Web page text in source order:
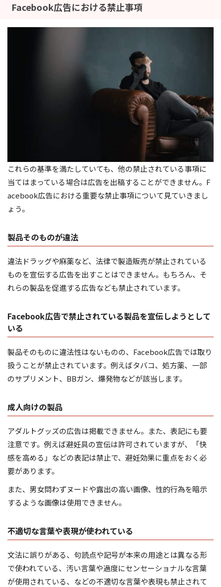
Facebook広告における禁止事項
これらの基準を満たしていても、他の禁止されている事項に
当てはまっている場合は広告を出稿することができません。F
acebook広告における重要な禁止事項について見ていきまし
ょう。
製品そのものが違法
違法ドラッグや麻薬など、法律で製造販売が禁止されている
ものを宣伝する広告を出すことはできません。もちろん、そ
れらの製品を促進する広告なども禁止されています。
Facebook広告で禁止されている製品を宣伝しようとして
いる
製品そのものに違法性はないものの、Facebook広告では取り
扱うことが禁止されています。例えばタバコ、処方薬、一部
のサプリメント、BBガン、爆発物などが該当します。
成人向けの製品
アダルトグッズの広告は掲載できません。また、表記にも要
注意です。例えば避妊具の宣伝は許可されていますが、「快
感を高める」などの表記は禁止で、避妊効果に重点をおく必
要があります。
また、男女問わずヌードや露出の高い画像、性的行為を暗示
するような画像は使用できません。
不適切な言葉や表現が使われている
文法に誤りがある、句読点や記号が本来の用途とは異なる形
で使われている、汚い言葉や過度にセンセーショナルな言葉
が使用されている、などの不適切な言葉や表現も禁止されて